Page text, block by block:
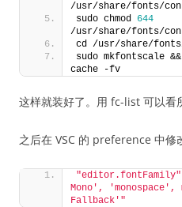
/usr/share/fonts/
sudo chmod 644
/usr/share/fonts/
cd /usr/share/
sudo mkfontscale
cache -fv
这样就装好了。用 fc-list 可以看
之后在 VSC 的 preference 中修
"editor.fontFamily"
Mono', 'monospace',
Fallback'"